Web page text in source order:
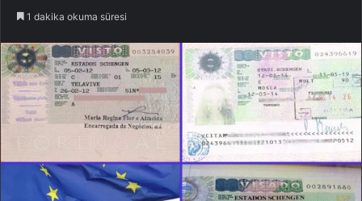
1 dakika okuma süresi